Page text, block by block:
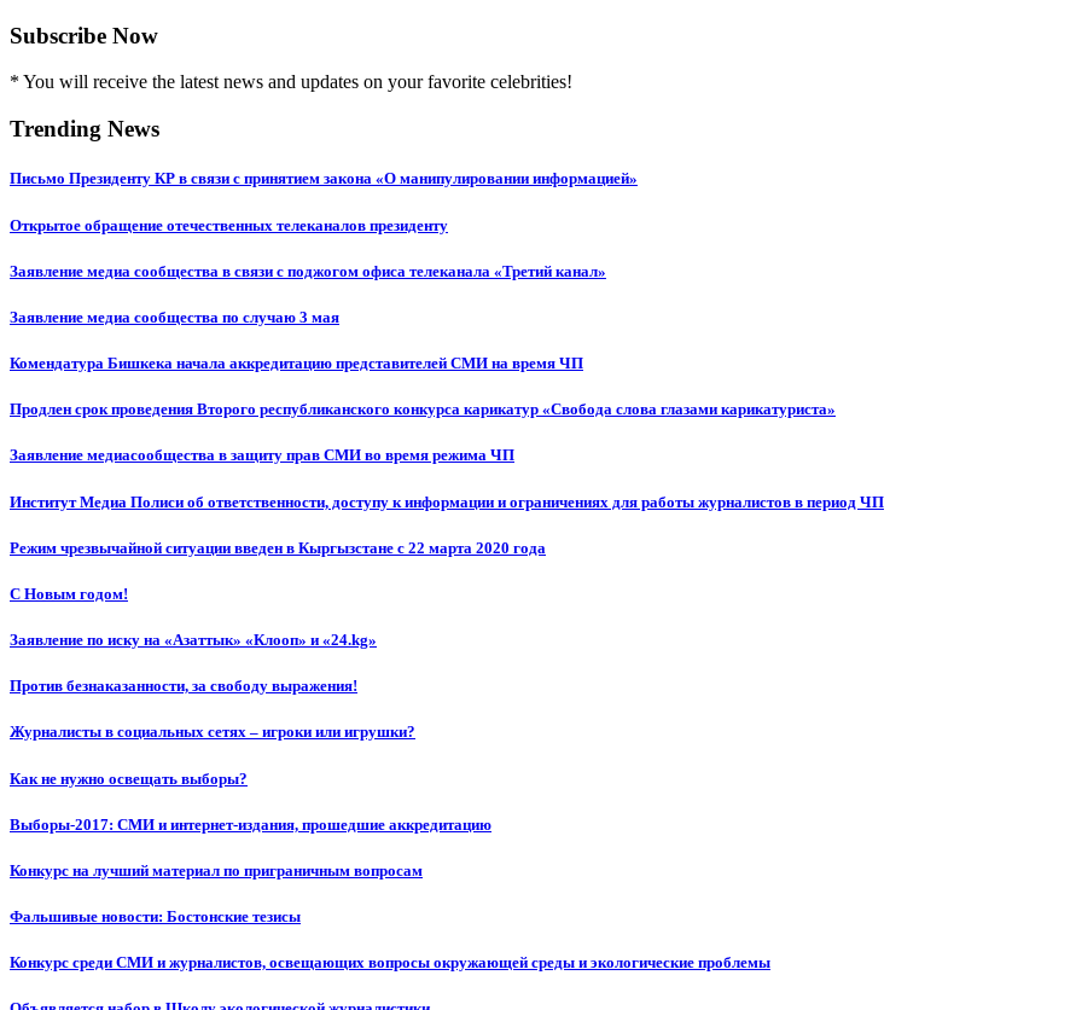
Subscribe Now
* You will receive the latest news and updates on your favorite celebrities!
Trending News
Письмо Президенту КР в связи с принятием закона «О манипулировании информацией»
Открытое обращение отечественных телеканалов президенту
Заявление медиа сообщества в связи с поджогом офиса телеканала «Третий канал»
Заявление медиа сообщества по случаю 3 мая
Комендатура Бишкека начала аккредитацию представителей СМИ на время ЧП
Продлен срок проведения Второго республиканского конкурса карикатур «Свобода слова глазами карикатуриста»
Заявление медиасообщества в защиту прав СМИ во время режима ЧП
Институт Медиа Полиси об ответственности, доступу к информации и ограничениях для работы журналистов в период ЧП
Режим чрезвычайной ситуации введен в Кыргызстане с 22 марта 2020 года
С Новым годом!
Заявление по иску на «Азаттык» «Клооп» и «24.kg»
Против безнаказанности, за свободу выражения!
Журналисты в социальных сетях – игроки или игрушки?
Как не нужно освещать выборы?
Выборы-2017: СМИ и интернет-издания, прошедшие аккредитацию
Конкурс на лучший материал по приграничным вопросам
Фальшивые новости: Бостонские тезисы
Конкурс среди СМИ и журналистов, освещающих вопросы окружающей среды и экологические проблемы